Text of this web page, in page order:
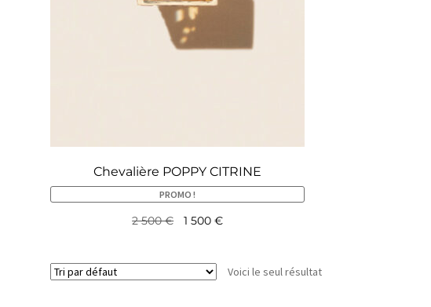
Chevalière POPPY CITRINE
PROMO !
2 500€ 1 500 €
Voici le seul résultat